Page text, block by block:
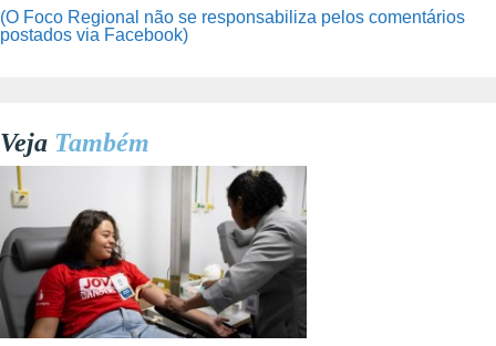
(O Foco Regional não se responsabiliza pelos comentários
postados via Facebook)
Veja Também